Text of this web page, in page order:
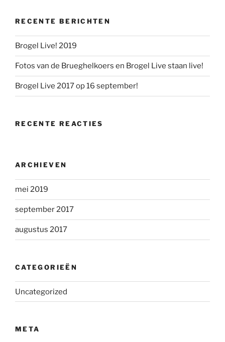
RECENTE BERICHTEN
Brogel Live! 2019
Fotos van de Brueghelkoers en Brogel Live staan live!
Brogel Live 2017 op 16 september!
RECENTE REACTIES
ARCHIEVEN
mei 2019
september 2017
augustus 2017
CATEGORIEËN
Uncategorized
META